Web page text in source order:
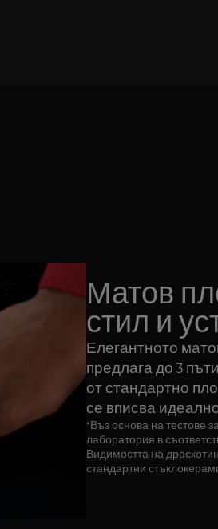
Матов
стил и
Елегантното
предлага до 3
от стандартно
се вписва
*Въз основа на тестове
лаборатория в
Видимостта на
стандартни